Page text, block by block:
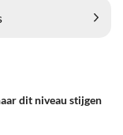
dit niveau stijgen